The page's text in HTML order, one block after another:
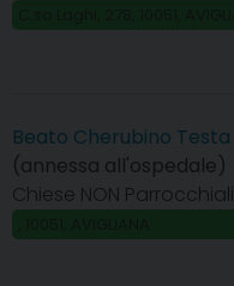
Beato Cherubino Testa
(annessa all'ospedale)
Chiese NON Parrocchiali